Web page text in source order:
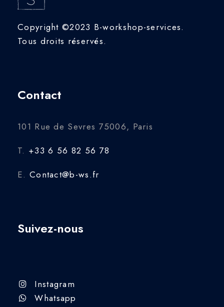
Copyright ©2023 B-workshop-services.
Tous droits réservés.
Contact
101 Rue de Sevres 75006, Paris
T. +33 6 56 82 56 78
E. Contact@b-ws.fr
Suivez-nous
Instagram
Whatsapp